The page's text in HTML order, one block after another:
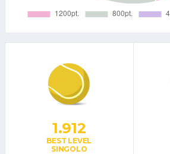
1.912
BEST LEVEL
SINGOLO